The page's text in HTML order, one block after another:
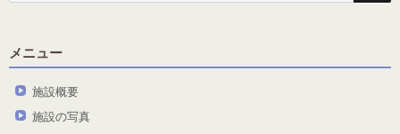
メニュー
施設概要
施設の写真